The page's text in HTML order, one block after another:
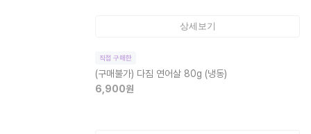
상세보기
직접 구매한
(구매불가) 다짐 연어살 80g (냉동)
6,900원